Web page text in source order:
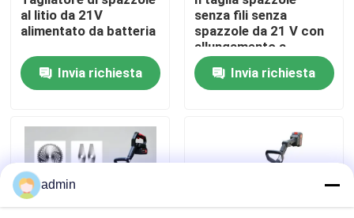
Contattaci
Chiedi un preventivo
Mini Chainsaw tenuto in mano
motosega elettrica
al litio da 21V
alimentato da batteria
Invia richiesta
senza fili senza
spazzole da 21 V con
allungamento a
manico D consente di
guidare con una sola
mano, facilitando le
Invia richiesta
admin